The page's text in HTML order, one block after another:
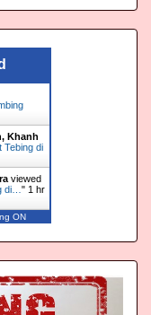
Khanh
Tebing di
viewed
di… " 1 hr
ON